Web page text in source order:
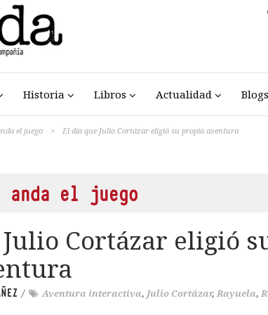
Historia Libros Actualidad Blogs
el juego > El día que Julio Cortázar eligió su propia aventura
el juego
Cortázar eligió
/ Aventura interactiva, Julio Cortázar, Rayuela,